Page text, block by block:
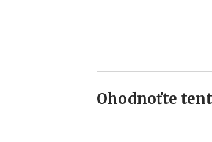
Ohodnoťte